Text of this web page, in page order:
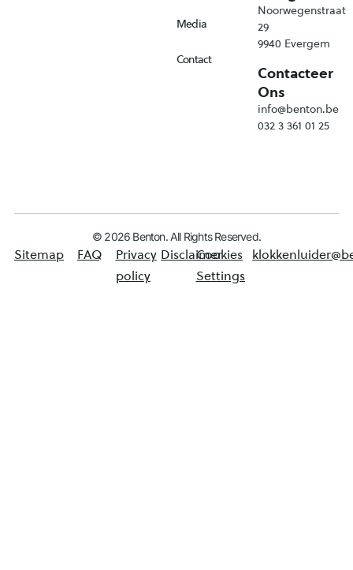
Media
Contact
Noorwegenstraat
29
9940 Evergem
Contacteer
Ons
info@benton.be
032 3 361 01 25
© 2026 Benton. All Rights Reserved.
Sitemap FAQ
Privacy
policy
Disclaimer
Cookies
Settings